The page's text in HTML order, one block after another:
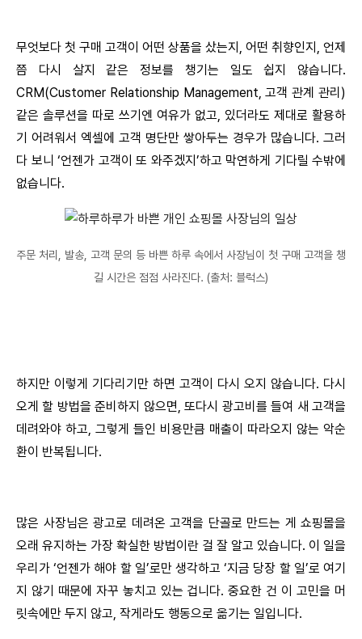
무엇보다 첫 구매 고객이 어떤 상품을 샀는지, 어떤 취향인지, 언제
쯤 다시 살지 같은 정보를 챙기는 일도 쉽지 않습니다.
CRM(Customer Relationship Management, 고객 관계 관리)
같은 솔루션을 따로 쓰기엔 여유가 없고, 있더라도 제대로 활용하
기 어려워서 엑셀에 고객 명단만 쌓아두는 경우가 많습니다. 그러
다 보니 ‘언젠가 고객이 또 와주겠지’하고 막연하게 기다릴 수밖에
없습니다.
주문 처리, 발송, 고객 문의 등 바쁜 하루 속에서 사장님이 첫 구매 고객을 챙
길 시간은 점점 사라진다. (출처: 블럭스)
하지만 이렇게 기다리기만 하면 고객이 다시 오지 않습니다. 다시
오게 할 방법을 준비하지 않으면, 또다시 광고비를 들여 새 고객을
데려와야 하고, 그렇게 들인 비용만큼 매출이 따라오지 않는 악순
환이 반복됩니다.
많은 사장님은 광고로 데려온 고객을 단골로 만드는 게 쇼핑몰을
오래 유지하는 가장 확실한 방법이란 걸 잘 알고 있습니다. 이 일을
우리가 ‘언젠가 해야 할 일’로만 생각하고 ‘지금 당장 할 일’로 여기
지 않기 때문에 자꾸 놓치고 있는 겁니다. 중요한 건 이 고민을 머
릿속에만 두지 않고, 작게라도 행동으로 옮기는 일입니다.